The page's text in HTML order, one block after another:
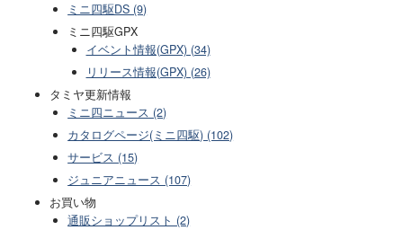
ミニ四駆DS (9)
ミニ四駆GPX
イベント情報(GPX) (34)
リリース情報(GPX) (26)
タミヤ更新情報
ミニ四ニュース (2)
カタログページ(ミニ四駆) (102)
サービス (15)
ジュニアニュース (107)
お買い物
通販ショップリスト (2)